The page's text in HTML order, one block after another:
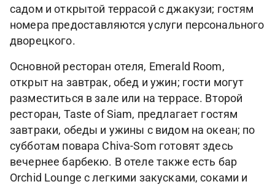
садом и открытой террасой с джакузи; гостям
номера предоставляются услуги персонального
дворецкого.
Основной ресторан отеля, Emerald Room,
открыт на завтрак, обед и ужин; гости могут
разместиться в зале или на террасе. Второй
ресторан, Taste of Siam, предлагает гостям
завтраки, обеды и ужины с видом на океан; по
субботам повара Chiva-Som готовят здесь
вечернее барбекю. В отеле также есть бар
Orchid Lounge с легкими закусками, соками и